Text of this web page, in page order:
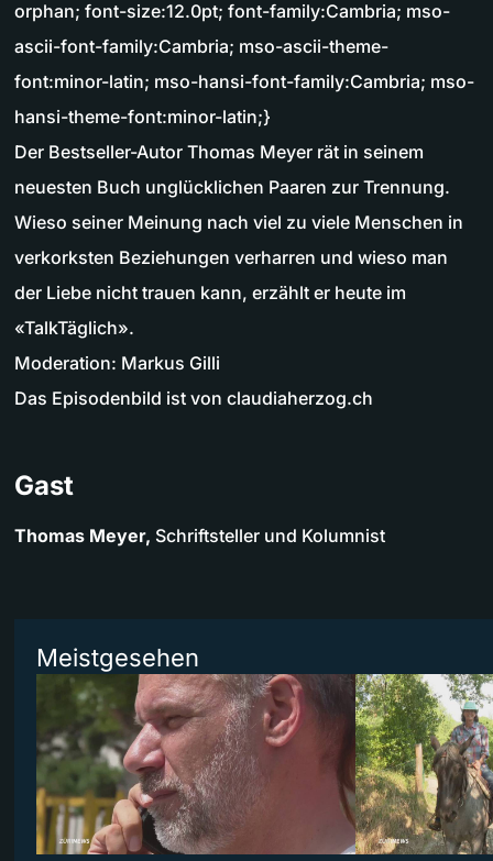
orphan; font-size:12.0pt; font-family:Cambria; mso-
ascii-font-family:Cambria; mso-ascii-theme-
font:minor-latin; mso-hansi-font-family:Cambria; mso-
hansi-theme-font:minor-latin;}
Der Bestseller-Autor Thomas Meyer rät in seinem
neuesten Buch unglücklichen Paaren zur Trennung.
Wieso seiner Meinung nach viel zu viele Menschen in
verkorksten Beziehungen verharren und wieso man
der Liebe nicht trauen kann, erzählt er heute im
«TalkTäglich».
Moderation: Markus Gilli
Das Episodenbild ist von claudiaherzog.ch
Gast
Thomas Meyer, Schriftsteller und Kolumnist
Meistgesehen